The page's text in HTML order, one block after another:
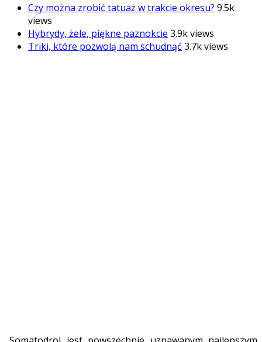
Czy można zrobić tatuaż w trakcie okresu? 9.5k
views
Hybrydy, żele, piękne paznokcie 3.9k views
Triki, które pozwolą nam schudnąć 3.7k views